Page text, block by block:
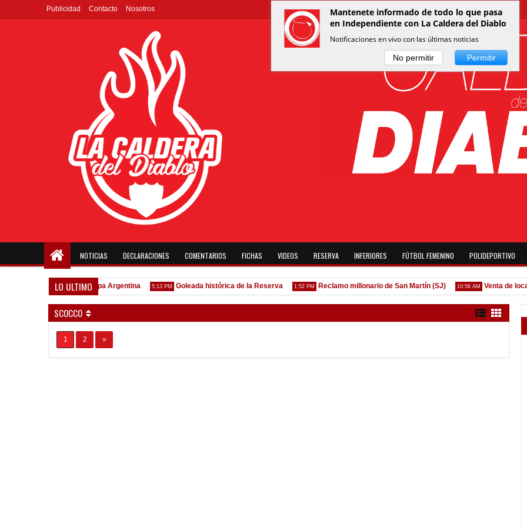
Publicidad Contacto Nosotros
NOTICIAS DECLARACIONES COMENTARIOS FICHAS VIDEOS RESERVA INFERIORES FÚTBOL FEMENINO POLIDEPORTIVO
LO ULTIMO
confirmado en la Copa Argentina 5:13 PM Goleada histórica de la Reserva 1:52 PM Reclamo millonario de San Martín (SJ) 10:58 AM Venta de
SCOCCO
1 2 »
Mantenete informado de todo lo que pasa
en Independiente con La Caldera del Diablo
Notificaciones en vivo con las últimas noticias
No permitir Permitir